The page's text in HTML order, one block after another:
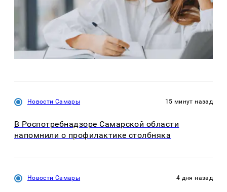
Новости Самары 15 минут назад
В Роспотребнадзоре Самарской области
напомнили о профилактике столбняка
Новости Самары 4 дня назад